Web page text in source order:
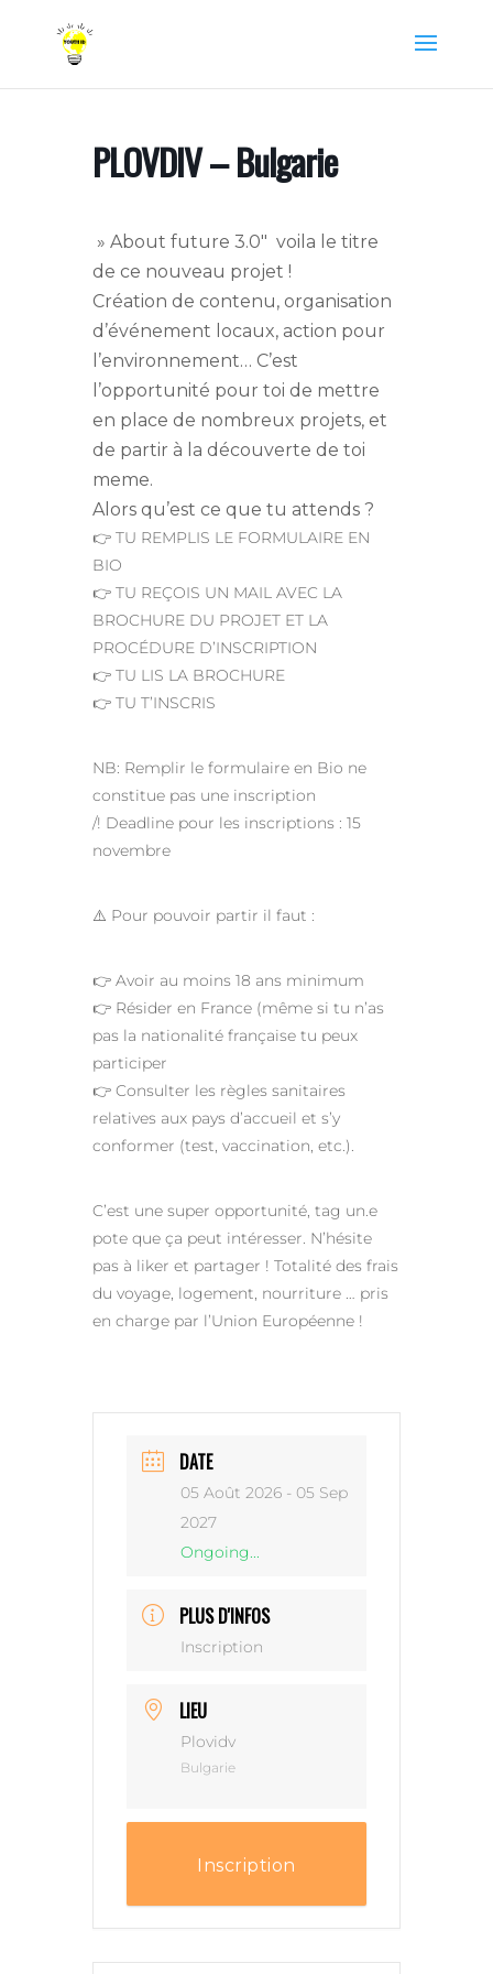
PLOVDIV – Bulgarie
» About future 3.0″ voila le titre
de ce nouveau projet !
Création de contenu, organisation
d’événement locaux, action pour
l’environnement… C’est
l’opportunité pour toi de mettre
en place de nombreux projets, et
de partir à la découverte de toi
meme.
Alors qu’est ce que tu attends ?
👉 TU REMPLIS LE FORMULAIRE EN
BIO
👉 TU REÇOIS UN MAIL AVEC LA
BROCHURE DU PROJET ET LA
PROCÉDURE D’INSCRIPTION
👉 TU LIS LA BROCHURE
👉 TU T’INSCRIS
NB: Remplir le formulaire en Bio ne
constitue pas une inscription
/! Deadline pour les inscriptions : 15
novembre
⚠️ Pour pouvoir partir il faut :
👉 Avoir au moins 18 ans minimum
👉 Résider en France (même si tu n’as
pas la nationalité française tu peux
participer
👉 Consulter les règles sanitaires
relatives aux pays d’accueil et s’y
conformer (test, vaccination, etc.).
C’est une super opportunité, tag un.e
pote que ça peut intéresser. N’hésite
pas à liker et partager ! Totalité des frais
du voyage, logement, nourriture … pris
en charge par l’Union Européenne !
DATE
05 Août 2026 - 05 Sep
2027
Ongoing...
PLUS D'INFOS
Inscription
LIEU
Plovidv
Bulgarie
Inscription